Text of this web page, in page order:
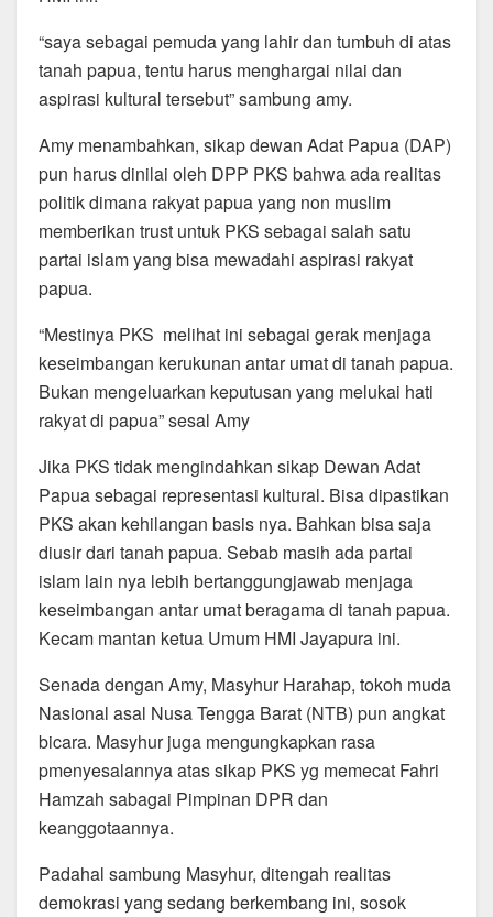
“saya sebagai pemuda yang lahir dan tumbuh di atas
tanah papua, tentu harus menghargai nilai dan
aspirasi kultural tersebut” sambung amy.
Amy menambahkan, sikap dewan Adat Papua (DAP)
pun harus dinilai oleh DPP PKS bahwa ada realitas
politik dimana rakyat papua yang non muslim
memberikan trust untuk PKS sebagai salah satu
partai islam yang bisa mewadahi aspirasi rakyat
papua.
“Mestinya PKS melihat ini sebagai gerak menjaga
keseimbangan kerukunan antar umat di tanah papua.
Bukan mengeluarkan keputusan yang melukai hati
rakyat di papua” sesal Amy
Jika PKS tidak mengindahkan sikap Dewan Adat
Papua sebagai representasi kultural. Bisa dipastikan
PKS akan kehilangan basis nya. Bahkan bisa saja
diusir dari tanah papua. Sebab masih ada partai
islam lain nya lebih bertanggungjawab menjaga
keseimbangan antar umat beragama di tanah papua.
Kecam mantan ketua Umum HMI Jayapura ini.
Senada dengan Amy, Masyhur Harahap, tokoh muda
Nasional asal Nusa Tengga Barat (NTB) pun angkat
bicara. Masyhur juga mengungkapkan rasa
pmenyesalannya atas sikap PKS yg memecat Fahri
Hamzah sabagai Pimpinan DPR dan
keanggotaannya.
Padahal sambung Masyhur, ditengah realitas
demokrasi yang sedang berkembang ini, sosok